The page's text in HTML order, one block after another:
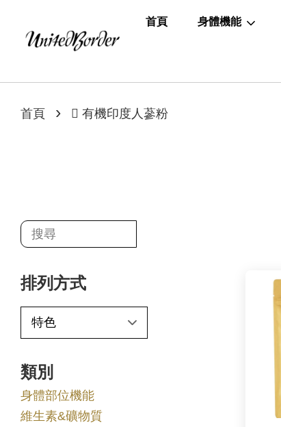
首頁 身體機能
首頁 ›  有機印度人蔘粉
排列方式
類別
身體部位機能
維生素&礦物質